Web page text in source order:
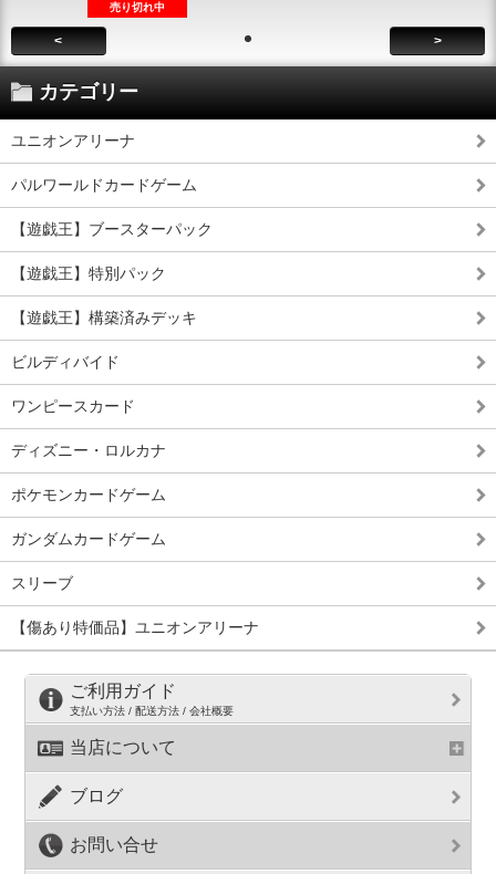
売り切れ中
< >
カテゴリー
ユニオンアリーナ
パルワールドカードゲーム
【遊戯王】ブースターパック
【遊戯王】特別パック
【遊戯王】構築済みデッキ
ビルディバイド
ワンピースカード
ディズニー・ロルカナ
ポケモンカードゲーム
ガンダムカードゲーム
スリーブ
【傷あり特価品】ユニオンアリーナ
ご利用ガイド
支払い方法 / 配送方法 / 会社概要
当店について
ブログ
お問い合せ